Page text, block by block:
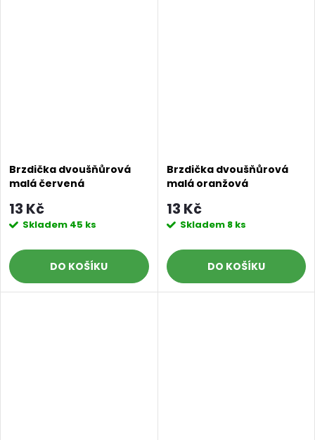
Brzdička dvoušňůrová
malá červená
13 Kč
Skladem 45 ks
DO KOŠÍKU
Brzdička dvoušňůrová
malá oranžová
13 Kč
Skladem 8 ks
DO KOŠÍKU